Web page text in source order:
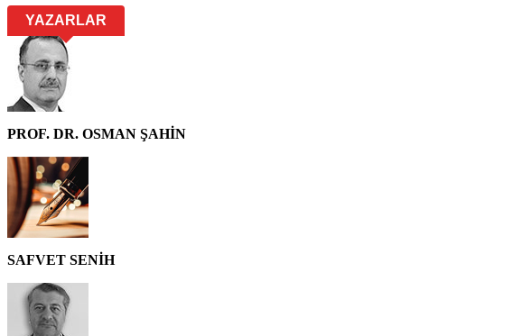
YAZARLAR
PROF. DR. OSMAN ŞAHİN
SAFVET SENİH